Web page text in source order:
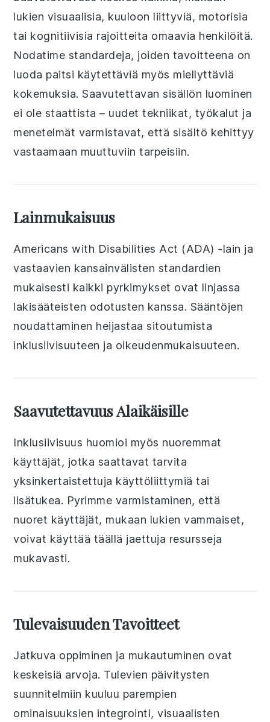
lukien visuaalisia, kuuloon liittyviä, motorisia
tai kognitiivisia rajoitteita omaavia henkilöitä.
Nodatime standardeja, joiden tavoitteena on
luoda paitsi käytettäviä myös miellyttäviä
kokemuksia. Saavutettavan sisällön luominen
ei ole staattista – uudet tekniikat, työkalut ja
menetelmät varmistavat, että sisältö kehittyy
vastaamaan muuttuviin tarpeisiin.
Lainmukaisuus
Americans with Disabilities Act (ADA) -lain ja
vastaavien kansainvälisten standardien
mukaisesti kaikki pyrkimykset ovat linjassa
lakisääteisten odotusten kanssa. Sääntöjen
noudattaminen heijastaa sitoutumista
inklusiivisuuteen ja oikeudenmukaisuuteen.
Saavutettavuus Alaikäisille
Inklusiivisuus huomioi myös nuoremmat
käyttäjät, jotka saattavat tarvita
yksinkertaistettuja käyttöliittymiä tai
lisätukea. Pyrimme varmistaminen, että
nuoret käyttäjät, mukaan lukien vammaiset,
voivat käyttää täällä jaettuja resursseja
mukavasti.
Tulevaisuuden Tavoitteet
Jatkuva oppiminen ja mukautuminen ovat
keskeisiä arvoja. Tulevien päivitysten
suunnitelmiin kuuluu parempien
ominaisuuksien integrointi, visuaalisten